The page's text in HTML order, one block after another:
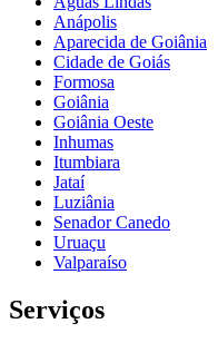
Anápolis
Aparecida de Goiânia
Cidade de Goiás
Formosa
Goiânia
Goiânia Oeste
Inhumas
Itumbiara
Jataí
Luziânia
Senador Canedo
Uruaçu
Valparaíso
Serviços